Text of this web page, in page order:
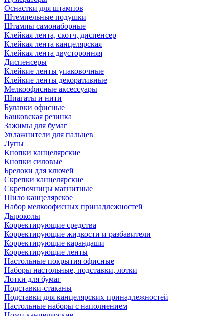
Оснастки для штампов
Штемпельные подушки
Штампы самонаборные
Клейкая лента, скотч, диспенсер
Клейкая лента канцелярская
Клейкая лента двусторонняя
Диспенсеры
Клейкие ленты упаковочные
Клейкие ленты декоративные
Мелкоофисные аксессуары
Шпагаты и нити
Булавки офисные
Банковская резинка
Зажимы для бумаг
Увлажнители для пальцев
Лупы
Кнопки канцелярские
Кнопки силовые
Брелоки для ключей
Скрепки канцелярские
Скрепочницы магнитные
Шило канцелярское
Набор мелкоофисных принадлежностей
Дыроколы
Корректирующие средства
Корректирующие жидкости и разбавители
Корректирующие карандаши
Корректирующие ленты
Настольные покрытия офисные
Наборы настольные, подставки, лотки
Лотки для бумаг
Подставки-стаканы
Подставки для канцелярских принадлежностей
Настольные наборы с наполнением